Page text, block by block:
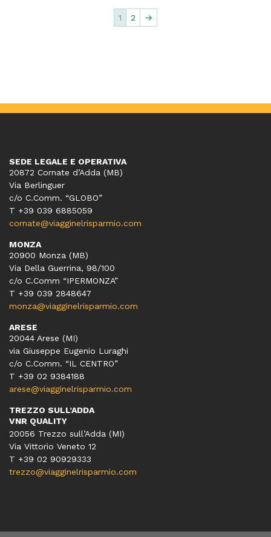
1 2 →
SEDE LEGALE E OPERATIVA
20872 Cornate d’Adda (MB)
Via Berlinguer
c/o C.Comm. “GLOBO”
T +39 039 6885059
cornate@viagginelrisparmio.com
MONZA
20900 Monza (MB)
Via Della Guerrina, 98/100
c/o C.Comm “IPERMONZA”
T +39 039 2848647
monza@viagginelrisparmio.com
ARESE
20044 Arese (MI)
via Giuseppe Eugenio Luraghi
c/o C.Comm. “IL CENTRO”
T +39 02 9384188
arese@viagginelrisparmio.com
TREZZO SULL’ADDA
VNR QUALITY
20056 Trezzo sull’Adda (MI)
Via Vittorio Veneto 12
T +39 02 90929333
trezzo@viagginelrisparmio.com